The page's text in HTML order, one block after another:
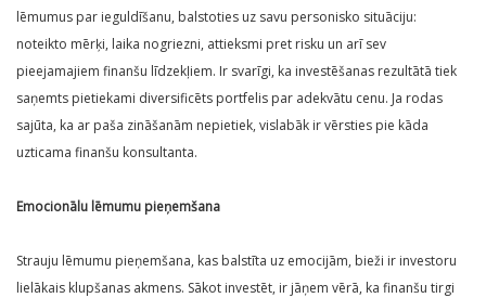
lēmumus par ieguldīšanu, balstoties uz savu personisko situāciju:
noteikto mērķi, laika nogriezni, attieksmi pret risku un arī sev
pieejamajiem finanšu līdzekļiem. Ir svarīgi, ka investēšanas rezultātā tiek
saņemts pietiekami diversificēts portfelis par adekvātu cenu. Ja rodas
sajūta, ka ar paša zināšanām nepietiek, vislabāk ir vērsties pie kāda
uzticama finanšu konsultanta.
Emocionālu lēmumu pieņemšana
Strauju lēmumu pieņemšana, kas balstīta uz emocijām, bieži ir investoru
lielākais klupšanas akmens. Sākot investēt, ir jāņem vērā, ka finanšu tirgi